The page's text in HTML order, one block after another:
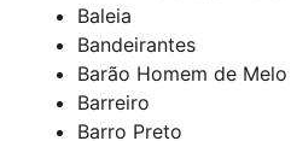
Baleia
Bandeirantes
Barão Homem de Melo
Barreiro
Barro Preto